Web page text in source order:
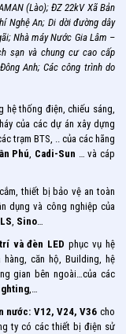
(Lào); ĐZ 22kV Xã Bản
Nghệ An; Di dời đường dây
Nhà máy Nước Gia Lâm –
sạn và chung cư cao cấp
Anh; Các công trình do
hệ thống điện, chiếu sáng,
của các dự án xây dựng
trạm BTS, .. của các hãng
Phú, Cadi-Sun … và cáp
thiết bị bảo vệ an toàn
dụng và công nghiệp của
LS, Sino…
và đèn LED phục vụ hệ
căn hộ, Building, hệ
gian bên ngoài…của các
,…
nước: V12, V24, V36 cho
ty có các thiết bị điện sử